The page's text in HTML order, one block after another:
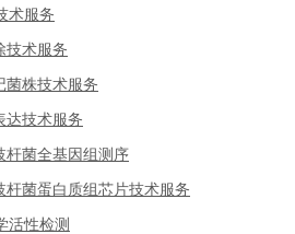
术服务
技术服务
菌株技术服务
达技术服务
杆菌全基因组测序
杆菌蛋白质组芯片技术服务
活性检测